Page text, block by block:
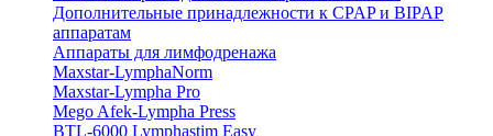
Дополнительные принадлежности к CPAP и BIPAP
аппаратам
Аппараты для лимфодренажа
Maxstar-LymphaNorm
Maxstar-Lympha Pro
Mego Afek-Lympha Press
BTL-6000 Lymphastim Easy